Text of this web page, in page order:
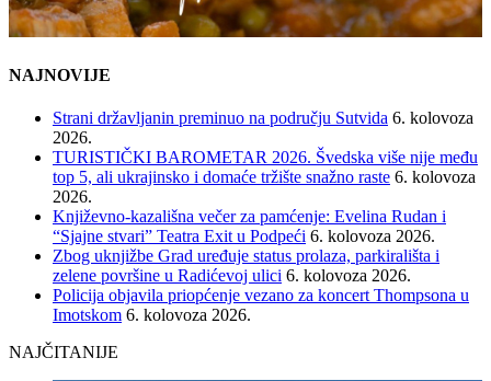
NAJNOVIJE
Strani državljanin preminuo na području Sutvida 6. kolovoza
2026.
TURISTIČKI BAROMETAR 2026. Švedska više nije među
top 5, ali ukrajinsko i domaće tržište snažno raste 6. kolovoza
2026.
Književno-kazališna večer za pamćenje: Evelina Rudan i
“Sjajne stvari” Teatra Exit u Podpeći 6. kolovoza 2026.
Zbog uknjižbe Grad uređuje status prolaza, parkirališta i
zelene površine u Radićevoj ulici 6. kolovoza 2026.
Policija objavila priopćenje vezano za koncert Thompsona u
Imotskom 6. kolovoza 2026.
NAJČITANIJE